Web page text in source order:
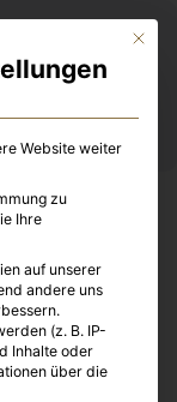
Mit
Website weiter
zu
Ihre
auf unserer
andere uns
(z. B. IP-
Inhalte oder
über die